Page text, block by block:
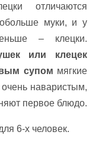
отличаются
муки, и у
– клецки.
или клецек
супом мягкие
очень наваристым,
первое блюдо.
6-х человек.